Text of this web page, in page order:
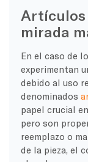
Artículos
mirada
En el caso de
experimentan
debido al uso
denominados
papel crucial
pero son
reemplazo o
de la pieza, el